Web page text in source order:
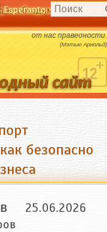
необходим для
Esperanto
бесконечное, что требует
от нас праведности.
(Мэтью Арнольд)
безопасно
25.06.2026